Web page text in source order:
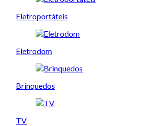
Eletroportáteis
Eletrodom
Brinquedos
TV